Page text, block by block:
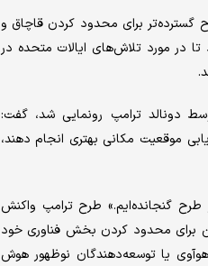
برای محدود کردن قاچاق و
در مورد تلاش‌های ایالات متحده در
دونالد ترامپ رونمایی شد، گفت:
موقعیت مکانی بهتری انجام دهند،
گنجانده‌ایم.» طرح ترامپ واکنش
برای محدود کردن بخش فناوری خود
یا توسعه‌دهندگان نوظهور هوش